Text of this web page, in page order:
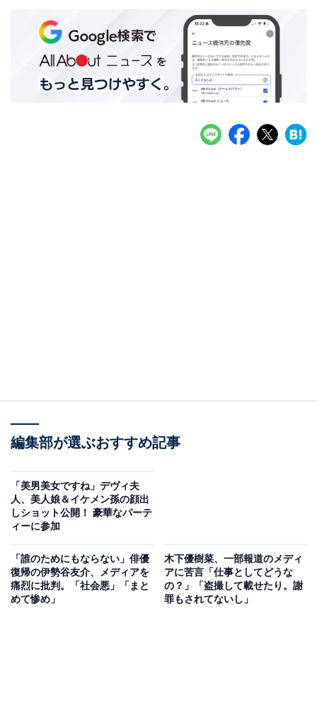
編集部が選ぶおすすめ記事
「美男美女ですね」デヴィ夫
人、美人娘＆イケメン孫の顔出
しショット公開！ 豪華なパーテ
ィーに参加
「誰のためにもならない」俳優
復帰の伊勢谷友介、メディアを
痛烈に批判。「社会悪」「まと
めて惨め」
木下優樹菜、一部報道のメディ
アに苦言「仕事としてどうな
の？」「盗撮して載せたり。謝
罪もされてないし」